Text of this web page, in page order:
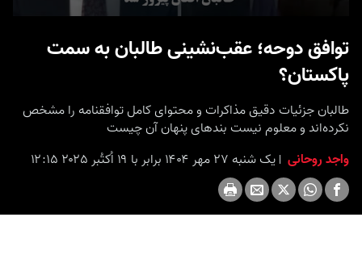
توافق دوحه؛ عقب‌نشینی طالبان به سمت
پاکستان؟
طالبان جزئیات دقیق مذاکرات و محتوای کامل توافقنامه را مشخص
نکرده‌اند و معلوم نیست بندهای پنهان آن چیست
واجد روحانی یک شنبه ۲۷ مهر ۱۴۰۴ برابر با ۱۹ اُکتُبر ۲۰۲۵ ۱۲:۱۵